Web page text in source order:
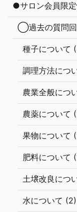
●サロン会員限
◯過去の質問回
種子について
調理方法につ
農業全般につ
農薬について
果物について
肥料について
土壌改良につ
水について (2)